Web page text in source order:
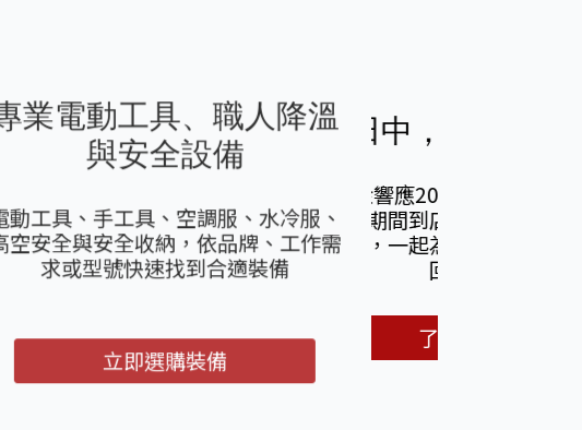
跑進田中，好運轉進天掌
松，活動期間到店參與數位福袋集點與
扭蛋抽獎，一起為熱情加油、把好運帶
回家。
了解更多